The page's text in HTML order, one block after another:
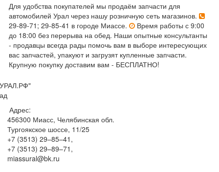
Для удобства покупателей мы продаём запчасти для
автомобилей Урал через нашу розничную сеть магазинов.
29-89-71; 29-85-41 в городе Миассе.
Время работы с 9:00
до 18:00 без перерыва на обед. Наши опытные консультанты
- продавцы всегда рады помочь вам в выборе интересующих
вас запчастей, упакуют и загрузят купленные запчасти.
Крупную покупку доставим вам - БЕСПЛАТНО!
Адрес:
456300 Миасс, Челябинская обл.
Тургоякское шоссе, 11/25
+7 (3513) 29–85–41 ,
+7 (3513) 29–89–71 ,
miassural@bk.ru